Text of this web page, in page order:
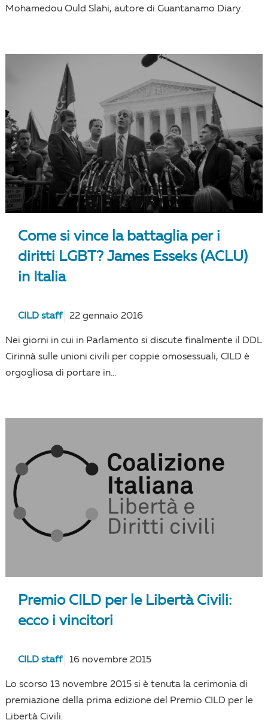
Mohamedou Ould Slahi, autore di Guantanamo Diary.
Come si vince la battaglia per i
diritti LGBT? James Esseks (ACLU)
in Italia
CILD staff 22 gennaio 2016
Nei giorni in cui in Parlamento si discute finalmente il DDL
Cirinnà sulle unioni civili per coppie omosessuali, CILD è
orgogliosa di portare in...
Premio CILD per le Libertà Civili:
ecco i vincitori
CILD staff 16 novembre 2015
Lo scorso 13 novembre 2015 si è tenuta la cerimonia di
premiazione della prima edizione del Premio CILD per le
Libertà Civili.